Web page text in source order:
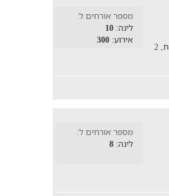
וילה ארטמיס מציעה בריכה פרטית, ג'קוזי, שולחנות משחק, מדשאה ענקית, 2
מספר אורחים ל:
לינה:10
אירוע:300
מספר אורחים ל:
לינה:8